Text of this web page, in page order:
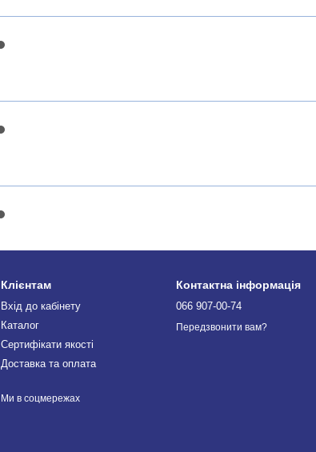
Клієнтам
Вхід до кабінету
Каталог
Сертифікати якості
Доставка та оплата
Ми в соцмережах
Контактна інформація
066 907-00-74
Передзвонити вам?